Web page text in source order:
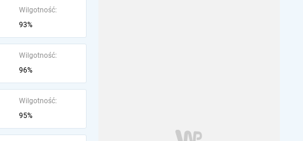
Wilgotność:
93%
Wilgotność:
96%
Wilgotność:
95%